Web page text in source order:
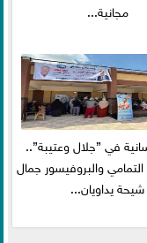
مجانية...
في ”جلال وعتيبة”..
التمامي والبروفيسور جمال
شيحة يداويان...